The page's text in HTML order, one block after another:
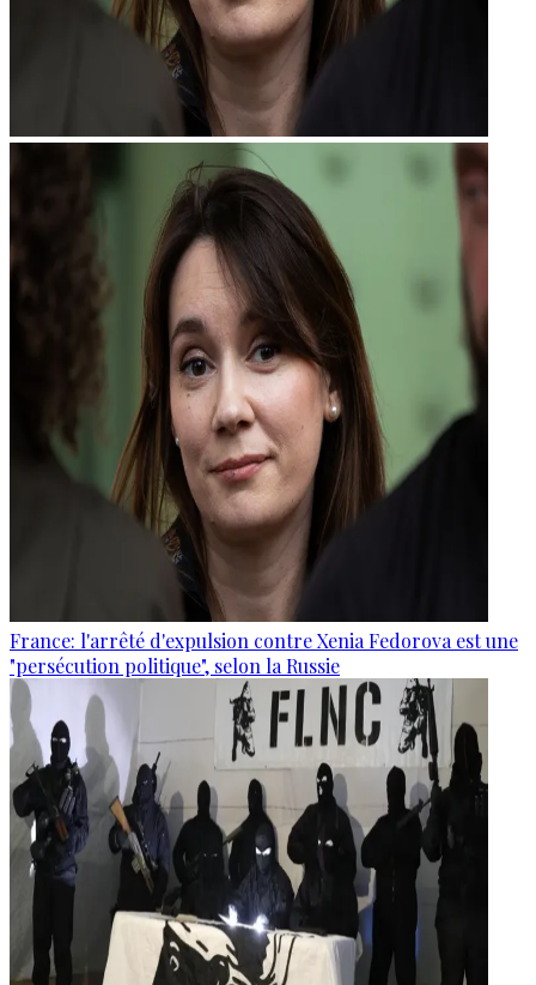
France: l'arrêté d'expulsion contre Xenia Fedorova est une
"persécution politique", selon la Russie